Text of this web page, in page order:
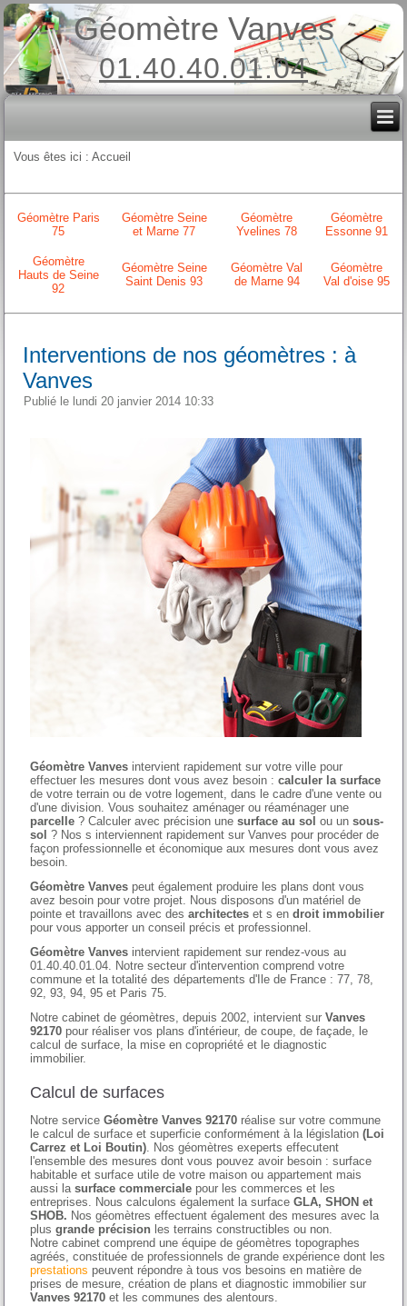
Géomètre Vanves
01.40.40.01.04
Vous êtes ici :Accueil
Géomètre Paris
75
Géomètre Seine
et Marne 77
Géomètre
Yvelines 78
Géomètre
Essonne 91
Géomètre
Hauts de Seine
92
Géomètre Seine
Saint Denis 93
Géomètre Val
de Marne 94
Géomètre
Val d'oise 95
Interventions de nos géomètres : à
Vanves
Publié le lundi 20 janvier 2014 10:33
Géomètre Vanves intervient rapidement sur votre ville pour
effectuer les mesures dont vous avez besoin :calculer la surface
de votre terrain ou de votre logement, dans le cadre d'une vente ou
d'une division. Vous souhaitez aménager ou réaménager une
parcelle ? Calculer avec précision unesurface au sol ou unsous-
sol ? Nos s interviennent rapidement sur Vanves pour procéder de
façon professionnelle et économique aux mesures dont vous avez
besoin.
Géomètre Vanves peut également produire les plans dont vous
avez besoin pour votre projet. Nous disposons d'un matériel de
pointe et travaillons avec desarchitectes et s endroit immobilier
pour vous apporter un conseil précis et professionnel.
Géomètre Vanves intervient rapidement sur rendez-vous au
01.40.40.01.04. Notre secteur d'intervention comprend votre
commune et la totalité des départements d'Ile de France : 77, 78,
92, 93, 94, 95 et Paris 75.
Notre cabinet de géomètres, depuis 2002, intervient surVanves
92170 pour réaliser vos plans d'intérieur, de coupe, de façade, le
calcul de surface, la mise en copropriété et le diagnostic
immobilier.
Calcul de surfaces
Notre serviceGéomètre Vanves 92170 réalise sur votre commune
le calcul de surface et superficie conformément à la législation(Loi
Carrez et Loi Boutin). Nos géomètres exeperts effecutent
l'ensemble des mesures dont vous pouvez avoir besoin : surface
habitable et surface utile de votre maison ou appartement mais
aussi lasurface commerciale pour les commerces et les
entreprises. Nous calculons également la surfaceGLA, SHON et
SHOB. Nos géomètres effectuent également des mesures avec la
plusgrande précision les terrains constructibles ou non.
Notre cabinet comprend une équipe de géomètres topographes
agréés, constituée de professionnels de grande expérience dont les
prestations peuvent répondre à tous vos besoins en matière de
prises de mesure, création de plans et diagnostic immobilier sur
Vanves 92170 et les communes des alentours.